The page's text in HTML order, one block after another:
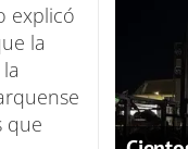
explicó
la
que